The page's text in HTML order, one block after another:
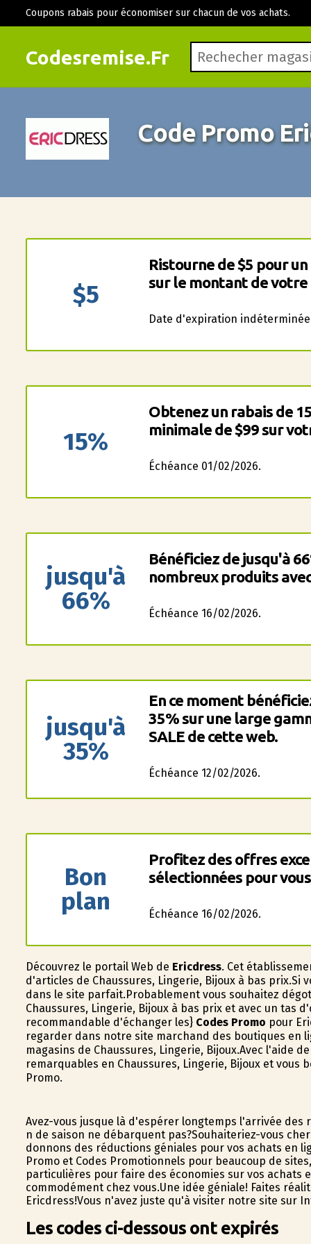
Codesremise.Fr
Coupons rabais pour économiser sur chacun de vos achats.
Code Promo
$5
Ristourne de $5 pour
sur le montant de votre
Date d'expiration
15%
Obtenez un rabais de
minimale de $99 sur
Échéance 01/02/2026.
jusqu'à
66%
Bénéficiez de jusqu'à
nombreux produits
Échéance 16/02/2026.
jusqu'à
35%
En ce moment
35% sur une large
SALE de cette web.
Échéance 12/02/2026.
Bon
plan
Profitez des offres
sélectionnées pour
Échéance 16/02/2026.
Découvrez le portail Web de Ericdress. Cet
d'articles de Chaussures, Lingerie, Bijoux à bas prix.Si
dans le site parfait.Probablement vous souhaitez
Chaussures, Lingerie, Bijoux à bas prix et avec un tas
recommandable d'échanger les} Codes Promo pour
regarder dans notre site marchand des boutiques en
magasins de Chaussures, Lingerie, Bijoux.Avec l'aide
remarquables en Chaussures, Lingerie, Bijoux et vous
Promo.
Avez-vous jusque là d'espérer longtemps l'arrivée
fin de saison ne débarquent pas?Souhaiteriez-vous
donnons des réductions géniales pour vos achats en
Promo et Codes Promotionnels pour beaucoup de
particulières pour faire des économies sur vos achats
commodément chez vous.Une idée géniale! Faites
Ericdress!Vous n'avez juste qu'à visiter notre site sur
Les codes ci-dessous ont expirés